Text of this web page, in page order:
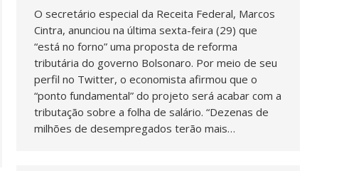
O secretário especial da Receita Federal, Marcos
Cintra, anunciou na última sexta-feira (29) que
“está no forno” uma proposta de reforma
tributária do governo Bolsonaro. Por meio de seu
perfil no Twitter, o economista afirmou que o
“ponto fundamental” do projeto será acabar com a
tributação sobre a folha de salário. “Dezenas de
milhões de desempregados terão mais…